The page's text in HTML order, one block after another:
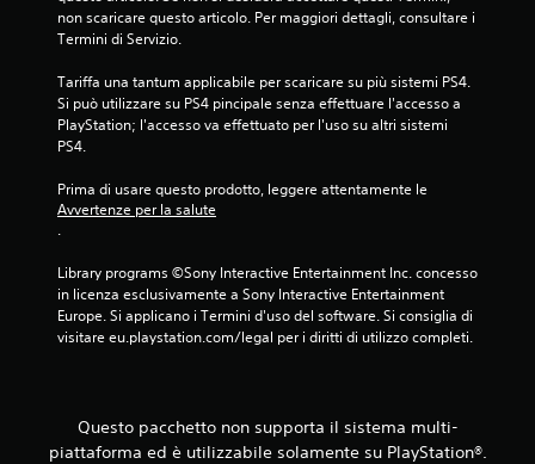
n
q
u
4
6
a
non scaricare questo articolo. Per maggiori dettagli, consultare i
Termini di Servizio.
Tariffa una tantum applicabile per scaricare su più sistemi PS4.
Si può utilizzare su PS4 pincipale senza effettuare l'accesso a
PlayStation; l'accesso va effettuato per l'uso su altri sistemi
PS4.
Prima di usare questo prodotto, leggere attentamente le
Avvertenze per la salute
.
Library programs ©Sony Interactive Entertainment Inc. concesso
in licenza esclusivamente a Sony Interactive Entertainment
Europe. Si applicano i Termini d'uso del software. Si consiglia di
visitare eu.playstation.com/legal per i diritti di utilizzo completi.
Questo pacchetto non supporta il sistema multi-
piattaforma ed è utilizzabile solamente su PlayStation®.